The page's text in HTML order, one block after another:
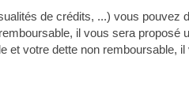
de crédits, ...) vous pouvez
il vous sera proposé
et votre dette non remboursable, il